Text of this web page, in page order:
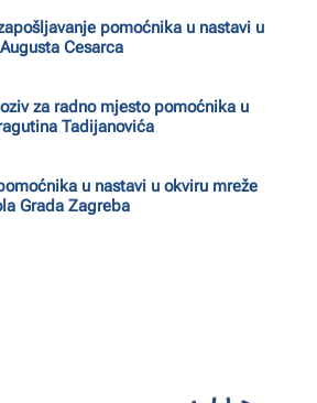
pomoćnika u nastavi u
Cesarca
za radno mjesto pomoćnika u
Tadijanovića
u nastavi u okviru mreže
Grada Zagreba